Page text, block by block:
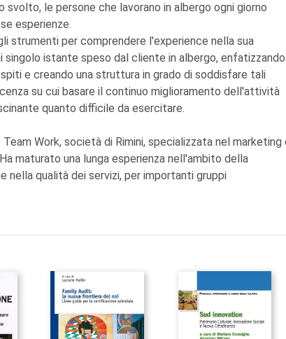
le persone che lavorano in albergo ogni giorno
esperienze.
strumenti per comprendere l'experience nella sua
istante speso dal cliente in albergo, enfatizzando
e creando una struttura in grado di soddisfare tali
su cui basare il continuo miglioramento dell'attività
quanto difficile da esercitare.
Work, società di Rimini, specializzata nel marketing
maturato una lunga esperienza nell'ambito della
nella qualità dei servizi, per importanti gruppi